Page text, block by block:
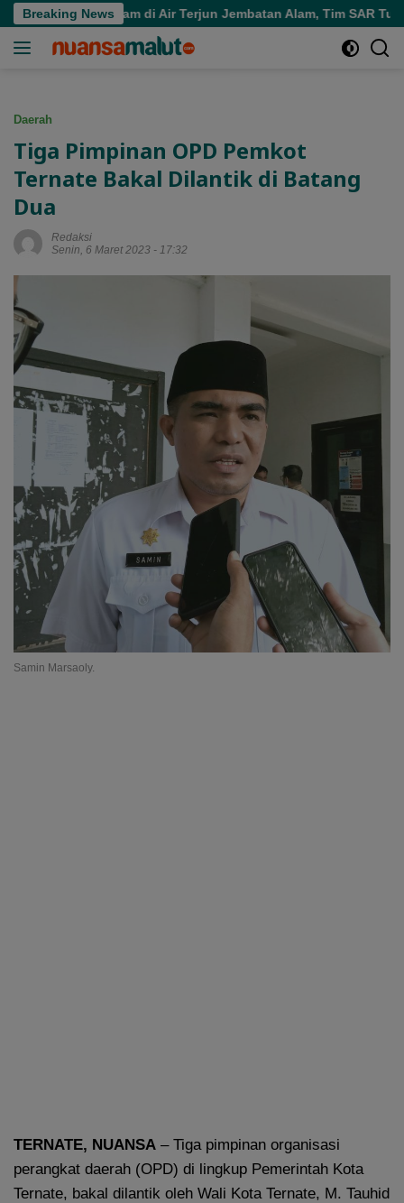
Langsung
ke
Breaking News
Tenggelam di Air Terjun Jembatan Alam, Tim SAR Turun
Daerah
Tiga Pimpinan OPD Pemkot
Ternate Bakal Dilantik di Batang
Dua
Redaksi
Senin, 6 Maret 2023 - 17:32
Samin Marsaoly.
TERNATE, NUANSA – Tiga pimpinan organisasi
perangkat daerah (OPD) di lingkup Pemerintah Kota
Ternate, bakal dilantik oleh Wali Kota Ternate, M. Tauhid